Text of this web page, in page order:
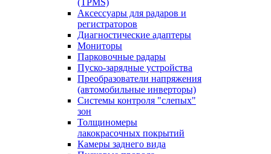
(TPMS)
Аксессуары для радаров и
регистраторов
Диагностические адаптеры
Мониторы
Парковочные радары
Пуско-зарядные устройства
Преобразователи напряжения
(автомобильные инверторы)
Системы контроля "слепых"
зон
Толщиномеры
лакокрасочных покрытий
Камеры заднего вида